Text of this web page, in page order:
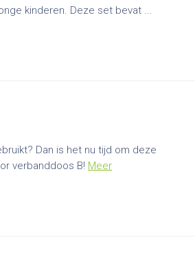
kinderen. Deze set bevat ...
Dan is het nu tijd om deze
verbanddoos B! Meer